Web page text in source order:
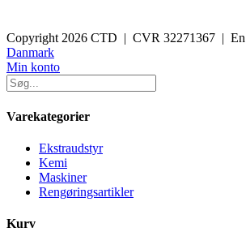
Copyright 2026 CTD | CVR 32271367 |
Danmark
Toggle
Sliding
Bar
Area
Min konto
Varekategorier
Ekstraudstyr
Kemi
Maskiner
Rengøringsartikler
Kurv